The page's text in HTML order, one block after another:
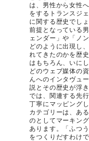
は、男性から女性
をするトランスジ
に関する歴史でし
前提となっている
ェンダー」や「ノ
どのように出現し
れてきたのかを歴
はもちろん、いに
どのウェブ媒体の
んへのインタヴュ
説とその歴史が浮
では、関連する先
丁寧にマッピング
カテゴリーは、あ
のとしてマーキン
あります。「ふつ
をつくりだすわけ